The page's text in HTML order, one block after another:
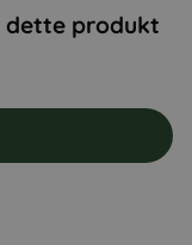
dette produkt